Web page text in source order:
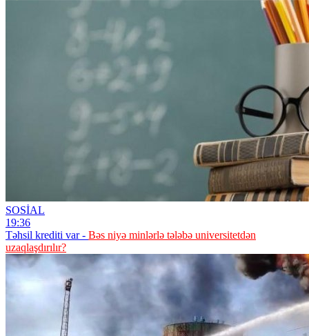
SOSİAL
19:36
Təhsil krediti var - Bəs niyə minlərlə tələbə universitetdən
uzaqlaşdırılır?